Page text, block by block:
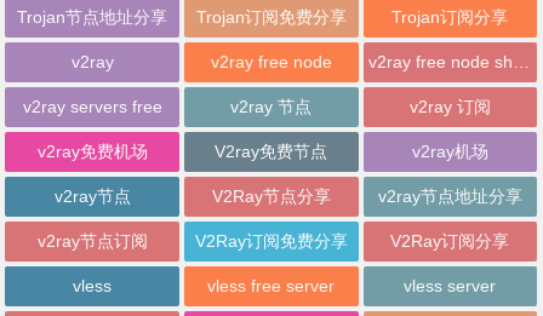
Trojan节点地址分享 Trojan订阅免费分享 Trojan订阅分享
v2ray v2ray free node
v2ray servers free v2ray 节点 v2ray 订阅
v2ray免费机场 V2ray免费节点 v2ray机场
v2ray节点 V2Ray节点分享 v2ray节点地址分享
v2ray节点订阅 V2Ray订阅免费分享 V2Ray订阅分享
vless vless free server vless server